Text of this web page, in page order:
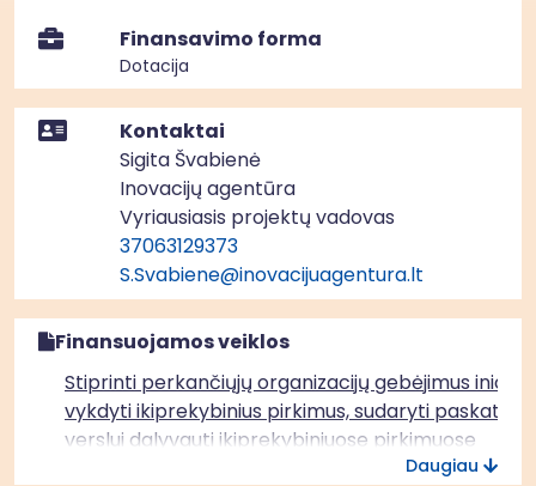
Finansavimo forma
Dotacija
Kontaktai
Sigita Švabienė
Inovacijų agentūra
Vyriausiasis projektų vadovas
37063129373
S.Svabiene@inovacijuagentura.lt
Finansuojamos veiklos
Stiprinti perkančiųjų organizacijų gebėjimus
vykdyti ikiprekybinius pirkimus, sudaryti paskatas
verslui dalyvauti ikiprekybiniuose pirkimuose
Daugiau